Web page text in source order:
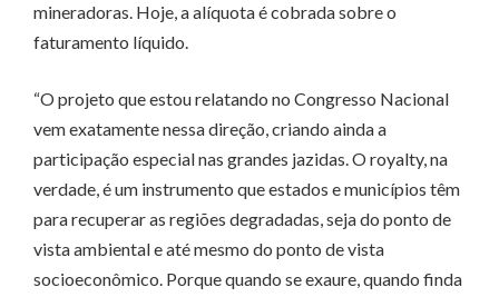
mineradoras. Hoje, a alíquota é cobrada sobre o
faturamento líquido.
“O projeto que estou relatando no Congresso Nacional
vem exatamente nessa direção, criando ainda a
participação especial nas grandes jazidas. O royalty, na
verdade, é um instrumento que estados e municípios têm
para recuperar as regiões degradadas, seja do ponto de
vista ambiental e até mesmo do ponto de vista
socioeconômico. Porque quando se exaure, quando finda